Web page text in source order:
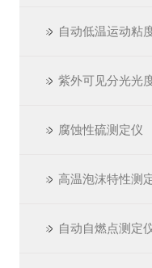
自动低温运动粘
紫外可见分光光
腐蚀性硫测定仪
高温泡沫特性测
自动自燃点测定